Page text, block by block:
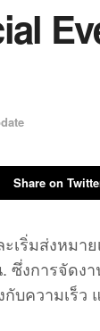
Share on
เริ่มส่งหม
ซึ่งการจัดง
ความเร็ว